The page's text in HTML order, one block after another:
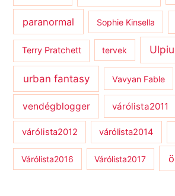
paranormal Sophie Kinsella
Terry Pratchett tervek
urban fantasy Vavyan Fable
vendégblogger várólista2011
várólista2012 várólista2014
Várólista2016 Várólista2017